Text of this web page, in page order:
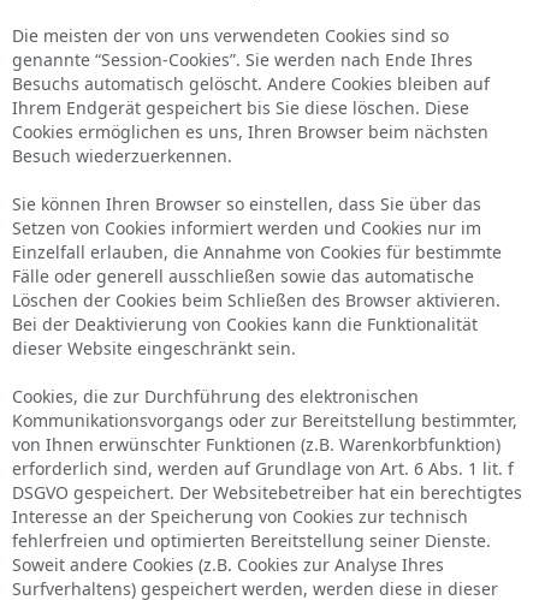
Die meisten der von uns verwendeten Cookies sind so
genannte “Session-Cookies”. Sie werden nach Ende Ihres
Besuchs automatisch gelöscht. Andere Cookies bleiben auf
Ihrem Endgerät gespeichert bis Sie diese löschen. Diese
Cookies ermöglichen es uns, Ihren Browser beim nächsten
Besuch wiederzuerkennen.
Sie können Ihren Browser so einstellen, dass Sie über das
Setzen von Cookies informiert werden und Cookies nur im
Einzelfall erlauben, die Annahme von Cookies für bestimmte
Fälle oder generell ausschließen sowie das automatische
Löschen der Cookies beim Schließen des Browser aktivieren.
Bei der Deaktivierung von Cookies kann die Funktionalität
dieser Website eingeschränkt sein.
Cookies, die zur Durchführung des elektronischen
Kommunikationsvorgangs oder zur Bereitstellung bestimmter,
von Ihnen erwünschter Funktionen (z.B. Warenkorbfunktion)
erforderlich sind, werden auf Grundlage von Art. 6 Abs. 1 lit. f
DSGVO gespeichert. Der Websitebetreiber hat ein berechtigtes
Interesse an der Speicherung von Cookies zur technisch
fehlerfreien und optimierten Bereitstellung seiner Dienste.
Soweit andere Cookies (z.B. Cookies zur Analyse Ihres
Surfverhaltens) gespeichert werden, werden diese in dieser